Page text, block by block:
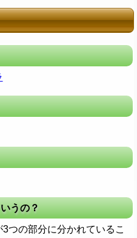
うの？
つの部分に分かれているこ